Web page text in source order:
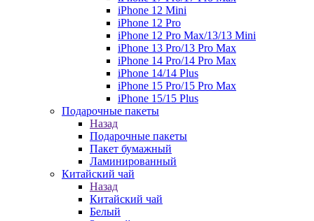
iPhone 12 Mini
iPhone 12 Pro
iPhone 12 Pro Max/13/13 Mini
iPhone 13 Pro/13 Pro Max
iPhone 14 Pro/14 Pro Max
iPhone 14/14 Plus
iPhone 15 Pro/15 Pro Max
iPhone 15/15 Plus
Подарочные пакеты
Назад
Подарочные пакеты
Пакет бумажный
Ламинированный
Китайский чай
Назад
Китайский чай
Белый